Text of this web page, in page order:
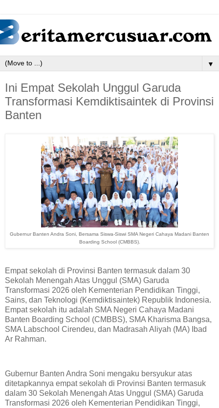
▼
Ini Empat Sekolah Unggul Garuda
Transformasi Kemdiktisaintek di Provinsi
Banten
Gubernur Banten Andra Soni, Bersama Siswa-Siswi SMA Negeri Cahaya Madani Banten
Boarding School (CMBBS).
Empat sekolah di Provinsi Banten termasuk dalam 30
Sekolah Menengah Atas Unggul (SMA) Garuda
Transformasi 2026 oleh Kementerian Pendidikan Tinggi,
Sains, dan Teknologi (Kemdiktisaintek) Republik Indonesia.
Empat sekolah itu adalah SMA Negeri Cahaya Madani
Banten Boarding School (CMBBS), SMA Kharisma Bangsa,
SMA Labschool Cirendeu, dan Madrasah Aliyah (MA) Ibad
Ar Rahman.
Gubernur Banten Andra Soni mengaku bersyukur atas
ditetapkannya empat sekolah di Provinsi Banten termasuk
dalam 30 Sekolah Menengah Atas Unggul (SMA) Garuda
Transformasi 2026 oleh Kementerian Pendidikan Tinggi,